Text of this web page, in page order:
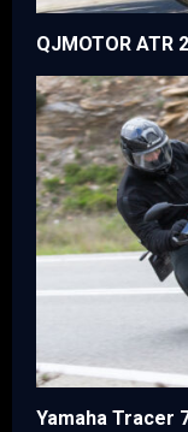
QJMOTOR ATR
Yamaha Tracer